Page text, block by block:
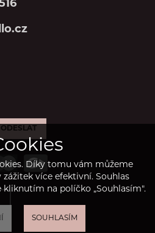
ODESLAT
Díky tomu vám můžeme
více efektivní. Souhlas
na políčko „Souhlasím".
SOUHLASÍM